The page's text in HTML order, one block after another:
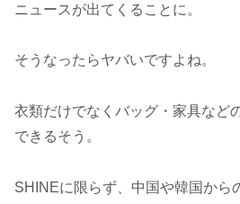
ニュースが出てくることに。
そうなったらヤバいですよね。
衣類だけでなくバッグ・家具など
できるそう。
SHINEに限らず、中国や韓国から